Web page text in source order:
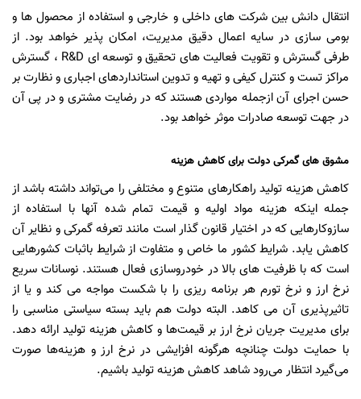
انتقال دانش بین شرکت های داخلی و خارجی و استفاده از محصول ها و
بومی سازی در سایه اعمال دقیق مدیریت، امکان پذیر خواهد بود. از
طرفی گسترش و تقویت فعالیت های تحقیق و توسعه ای R&D ، گسترش
مراکز تست و کنترل کیفی و تهیه و تدوین استانداردهای اجباری و نظارت بر
حسن اجرای آن ازجمله مواردی هستند که در رضایت مشتری و در پی آن
در جهت توسعه صادرات موثر خواهد بود.
مشوق های گمرکی دولت برای کاهش هزینه
کاهش هزینه تولید راهکارهای متنوع و مختلفی را می‌تواند داشته باشد از
جمله اینکه هزینه مواد اولیه و قیمت تمام شده آنها با استفاده از
سازو‌کارهایی که در اختیار قانون گذار است مانند تعرفه گمرکی و نظایر آن
کاهش یابد. شرایط کشور ما خاص و متفاوت از شرایط باثبات کشورهایی
است که با ظرفیت های بالا در خودروسازی فعال هستند. نوسانات سریع
نرخ ارز و نرخ تورم هر برنامه ریزی را با شکست مواجه می کند و یا از
تاثیرپذیری آن می کاهد. البته دولت هم باید بسته سیاستی مناسبی را
برای مدیریت جریان نرخ ارز بر قیمت‌ها و کاهش هزینه تولید ارائه دهد.
با حمایت دولت چنانچه هرگونه افزایشی در نرخ ارز و هزینه‌ها صورت
می‌گیرد انتظار می‌رود شاهد کاهش هزینه تولید باشیم.‍